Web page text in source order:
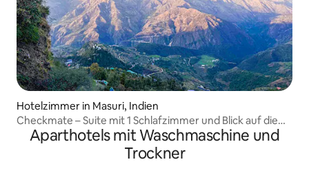
Hotelzimmer in Masuri, Indien
Checkmate – Suite mit 1 Schlafzimmer und Blick auf die
Berge
Aparthotels mit Waschmaschine und
Trockner